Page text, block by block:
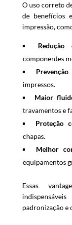
O uso correto
de benefícios
impressão,
componentes
impressos.
Maior
travamentos e
Proteção
chapas.
Melhor
equipamentos
Essas
padronização e